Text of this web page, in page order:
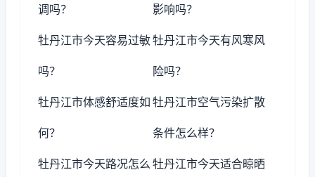
调吗？ 影响吗？
牡丹江市今天容易过敏
吗？
牡丹江市今天有风寒风
险吗？
牡丹江市体感舒适度如
何？
牡丹江市空气污染扩散
条件怎么样？
牡丹江市今天路况怎么 牡丹江市今天适合晾晒